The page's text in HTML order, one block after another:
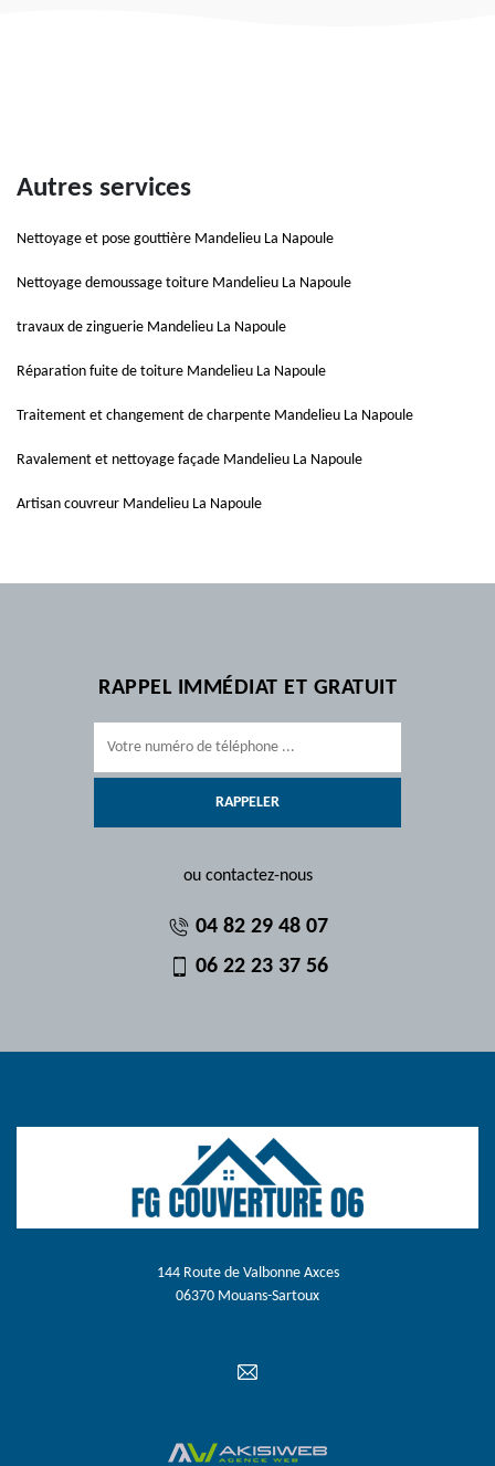
Autres services
Nettoyage et pose gouttière Mandelieu La Napoule
Nettoyage demoussage toiture Mandelieu La Napoule
travaux de zinguerie Mandelieu La Napoule
Réparation fuite de toiture Mandelieu La Napoule
Traitement et changement de charpente Mandelieu La Napoule
Ravalement et nettoyage façade Mandelieu La Napoule
Artisan couvreur Mandelieu La Napoule
RAPPEL IMMÉDIAT ET GRATUIT
ou contactez-nous
04 82 29 48 07
06 22 23 37 56
144 Route de Valbonne Axces
06370 Mouans-Sartoux